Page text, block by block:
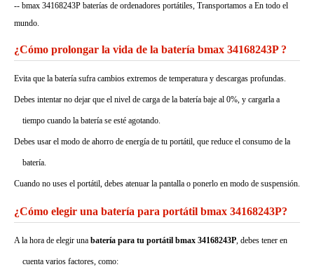
-- bmax 34168243P baterías de ordenadores portátiles, Transportamos a En todo el
mundo.
¿Cómo prolongar la vida de la batería bmax 34168243P ?
Evita que la batería sufra cambios extremos de temperatura y descargas profundas.
Debes intentar no dejar que el nivel de carga de la batería baje al 0%, y cargarla a
tiempo cuando la batería se esté agotando.
Debes usar el modo de ahorro de energía de tu portátil, que reduce el consumo de la
batería.
Cuando no uses el portátil, debes atenuar la pantalla o ponerlo en modo de suspensión.
¿Cómo elegir una batería para portátil bmax 34168243P?
A la hora de elegir una batería para tu portátil bmax 34168243P, debes tener en
cuenta varios factores, como: